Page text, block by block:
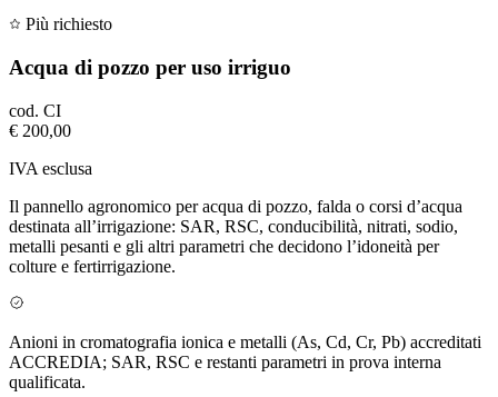
Più richiesto
Acqua di pozzo per uso irriguo
cod. CI
€ 200,00
IVA esclusa
Il pannello agronomico per acqua di pozzo, falda o corsi d’acqua
destinata all’irrigazione: SAR, RSC, conducibilità, nitrati, sodio,
metalli pesanti e gli altri parametri che decidono l’idoneità per
colture e fertirrigazione.
Anioni in cromatografia ionica e metalli (As, Cd, Cr, Pb) accreditati
ACCREDIA; SAR, RSC e restanti parametri in prova interna
qualificata.